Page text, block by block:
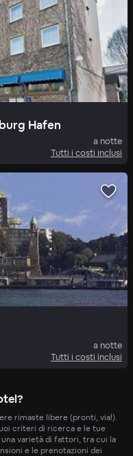
Hafen
a notte
Tutti i costi inclusi
a notte
Tutti i costi inclusi
rimaste libere (pronti, via!).
criteri di ricerca e le tue
varietà di fattori, tra cui la
e le prenotazioni dei